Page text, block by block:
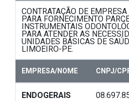
CONTRATAÇÃO DE
PARA FORNECIMENTO
INSTRUMENTAIS
PARA ATENDER AS
UNIDADES BÁSICAS DE
LIMOEIRO-PE.
EMPRESA/NOME CNPJ/
ENDOGERAIS